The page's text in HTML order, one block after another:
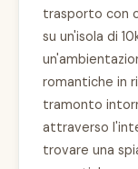
trasporto con
su un'isola di
romantiche in
tramonto
attraverso
trovare una